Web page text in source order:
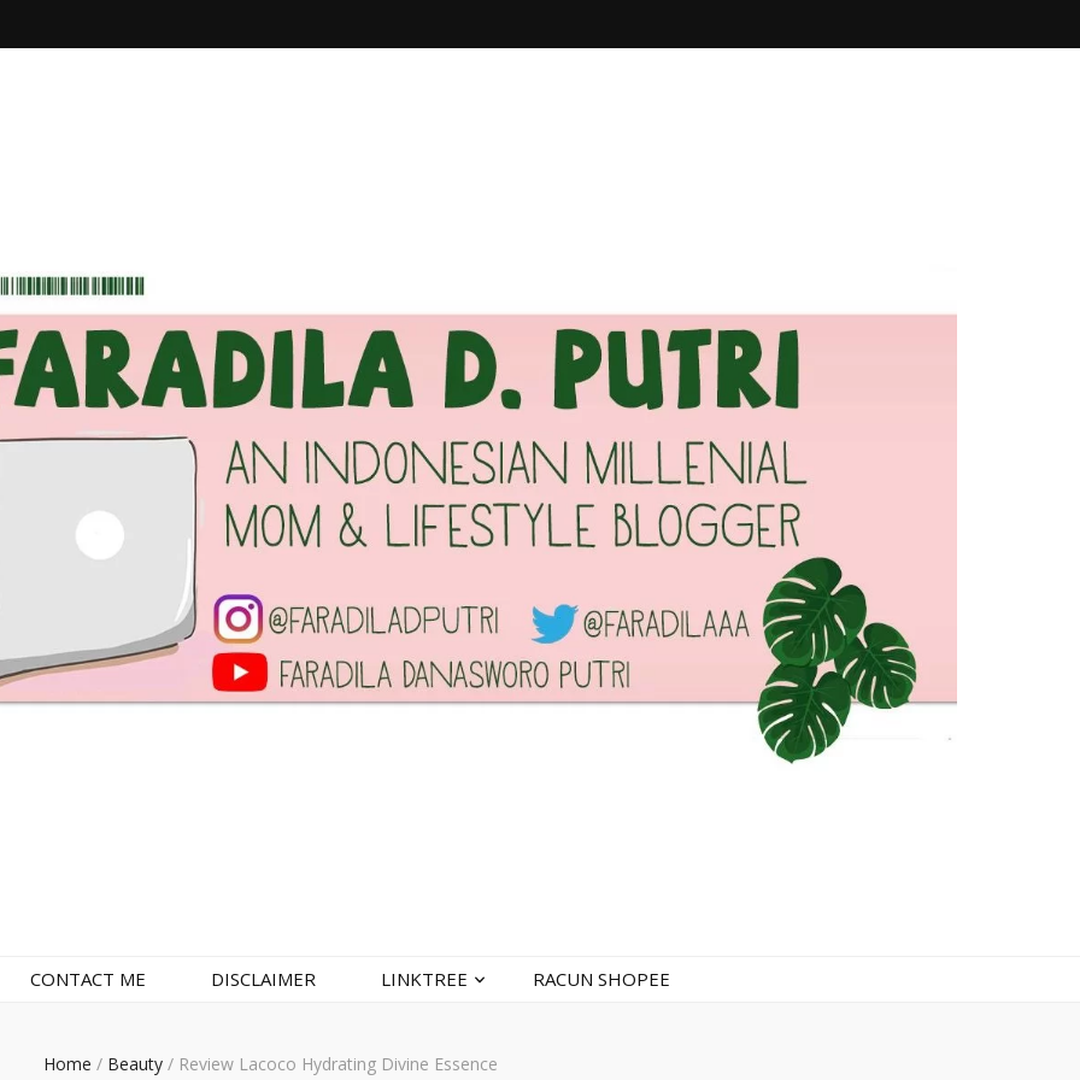
CONTACT ME DISCLAIMER LINKTREE RACUN SHOPEE
Home / Beauty / Review Lacoco Hydrating Divine Essence